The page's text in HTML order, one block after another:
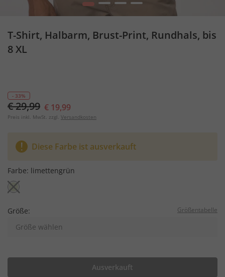
1 2 3 4
T-Shirt, Halbarm, Brust-Print, Rundhals, bis
8 XL
- 33%
€ 29,99 € 19,99
Preis inkl. MwSt. zzgl. Versandkosten
Diese Farbe ist ausverkauft
Farbe: limettengrün
Größe: Größentabelle
Größe wählen
Ausverkauft